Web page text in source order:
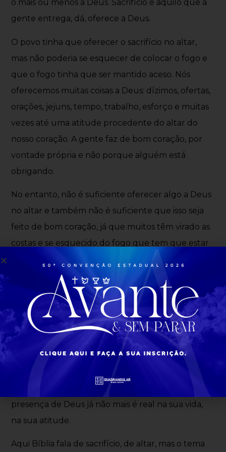
o mais ou menos a Deus. Sacrifício é aquilo que a
gente entrega, dá, oferece a Deus.
O povo tinha que oferecer o sacrifício no altar,
mas não poderia se esquecer de colocar o fogo e
que o fogo tinha que ser mantido aceso. Nós
oferecemos muitas coisas a Deus: dízimos, ofertas,
orações, jejuns, tempo, trabalho, esforço e muitas
vezes até uma atitude procedente do altar do
nosso coração. A gente faz de bom coração, por
vontade própria e não porque alguém está
obrigando.
No entanto, não é suficiente oferecer algo a Deus
no altar e também não é suficiente que isso seja
feito de bom coração, já que muitos têm virado as
costas e se esquecido do fogo que tem que estar
oferecer tantas coisas a Deus se você está longe e
esquecido da importância da presença de Deus
em sua vida. Quantas pessoas têm virado as costas
para a presença de Deus? E aí, aquilo que é
oferecido vira um jogo de barganha, de toma lá dá
cá, mas não toca e não move o coração de Deus.
Não porque você não está oferecendo ou não
está fazendo de boa vontade, mas porque a
presença de Deus já não mais é real na sua vida,
na sua atitude.
Aqui Bíblia fala de sacrifício, de altar, mas o tema